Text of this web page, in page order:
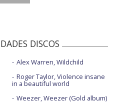
DISCOS
Alex Warren, Wildchild
Roger Taylor, Violence insane
in a beautiful world
Weezer, Weezer (Gold album)